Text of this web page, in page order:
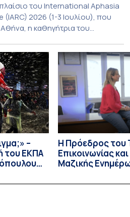
του International Aphasia
2026 (1-3 Ιουλίου), που
η καθηγήτρια του
και Καποδιστριακού
Βαρλοκώστα,
καινοτόμο, σταθμισμένο
λεξικών και γραμματικών
ασθενείς με αφασία. Η
[…]
–
του ΕΚΠΑ
Η Πρόεδρος του
Επικοινωνίας
Μαζικής
Καθηγήτρια